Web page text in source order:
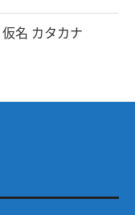
名 カタカナ